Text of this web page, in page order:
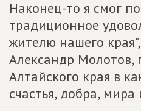
Наконец-то я смог
традиционное
жителю нашего края",
Александр Молотов,
Алтайского края в
счастья, добра,